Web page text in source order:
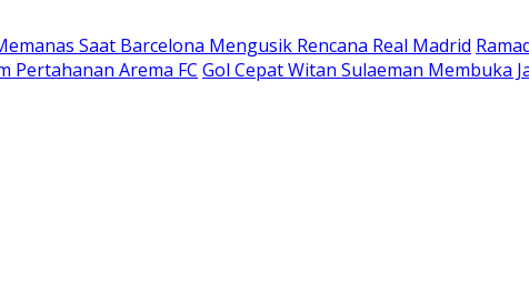
Saat Barcelona Mengusik Rencana Real Madrid
Pertahanan Arema FC Gol Cepat Witan Sulaeman Membuka